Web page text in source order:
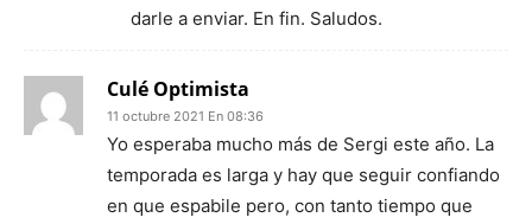
darle a enviar. En fin. Saludos.
Culé Optimista
11 octubre 2021 En 08:36
Yo esperaba mucho más de Sergi este año. La
temporada es larga y hay que seguir confiando
en que espabile pero, con tanto tiempo que